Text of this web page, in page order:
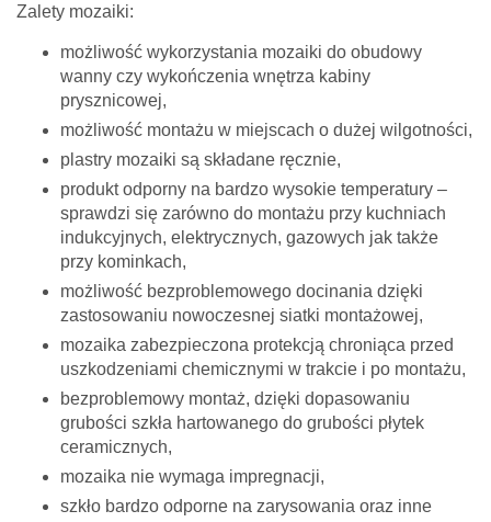
Zalety mozaiki:
możliwość wykorzystania mozaiki do obudowy
wanny czy wykończenia wnętrza kabiny
prysznicowej,
możliwość montażu w miejscach o dużej wilgotności,
plastry mozaiki są składane ręcznie,
produkt odporny na bardzo wysokie temperatury –
sprawdzi się zarówno do montażu przy kuchniach
indukcyjnych, elektrycznych, gazowych jak także
przy kominkach,
możliwość bezproblemowego docinania dzięki
zastosowaniu nowoczesnej siatki montażowej,
mozaika zabezpieczona protekcją chroniąca przed
uszkodzeniami chemicznymi w trakcie i po montażu,
bezproblemowy montaż, dzięki dopasowaniu
grubości szkła hartowanego do grubości płytek
ceramicznych,
mozaika nie wymaga impregnacji,
szkło bardzo odporne na zarysowania oraz inne